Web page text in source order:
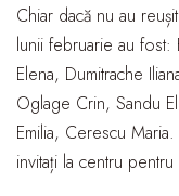
Chiar dacă nu au
lunii februarie au fost:
Elena, Dumitrache
Oglage Crin, Sandu
Emilia, Cerescu
invitați la centru